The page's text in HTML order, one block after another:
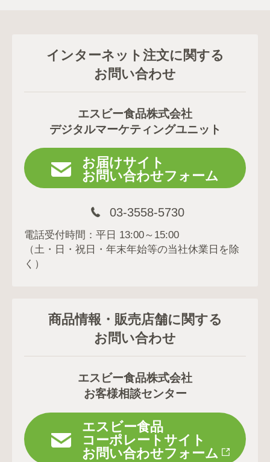
インターネット注文に関する
お問い合わせ
エスビー食品株式会社
デジタルマーケティングユニット
お届けサイト
お問い合わせフォーム
03-3558-5730
電話受付時間：平日 13:00～15:00
（土・日・祝日・年末年始等の当社休業日を除
く）
商品情報・販売店舗に関する
お問い合わせ
エスビー食品株式会社
お客様相談センター
エスビー食品
コーポレートサイト
お問い合わせフォーム